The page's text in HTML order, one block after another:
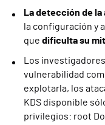
La detección de la
la configuración y
que dificulta su
Los
vulnerabilidad
explotarla, los
KDS disponible
privilegios: root